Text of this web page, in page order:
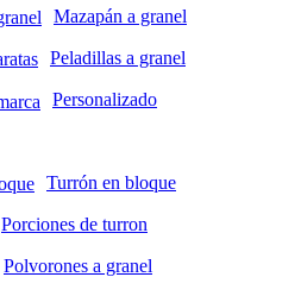
Mazapán a granel
Peladillas a granel
Personalizado
Turrón en bloque
Porciones de turron
Polvorones a granel